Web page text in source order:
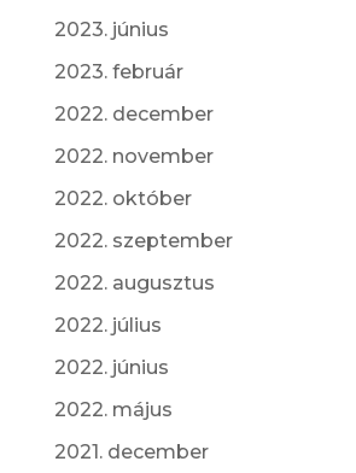
2023. június
2023. február
2022. december
2022. november
2022. október
2022. szeptember
2022. augusztus
2022. július
2022. június
2022. május
2021. december